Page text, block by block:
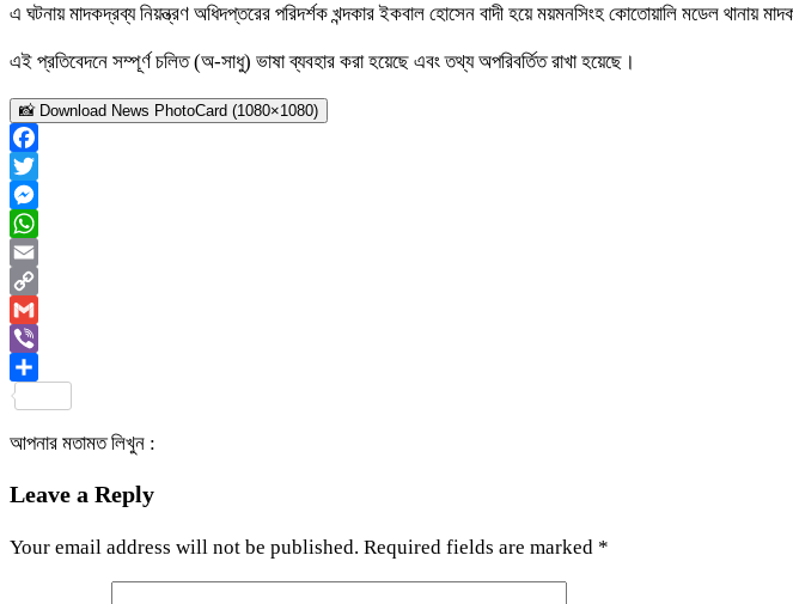
এ ঘটনায় মাদকদ্রব্য নিয়ন্ত্রণ অধিদপ্তরের পরিদর্শক খন্দকার ইকবাল হোসেন বাদী হয়ে ময়মনসিংহ কোতোয়ালি মডেল থানায়
এই প্রতিবেদনে সম্পূর্ণ চলিত (অ-সাধু) ভাষা ব্যবহার করা হয়েছে এবং তথ্য অপরিবর্তিত রাখা হয়েছে।
📸 Download News PhotoCard (1080×1080)
Facebook
Twitter
Messenger
WhatsApp
Email
Copy
Link
Gmail
Viber
আপনার মতামত লিখুন :
Leave a Reply
Your email address will not be published. Required fields are marked *